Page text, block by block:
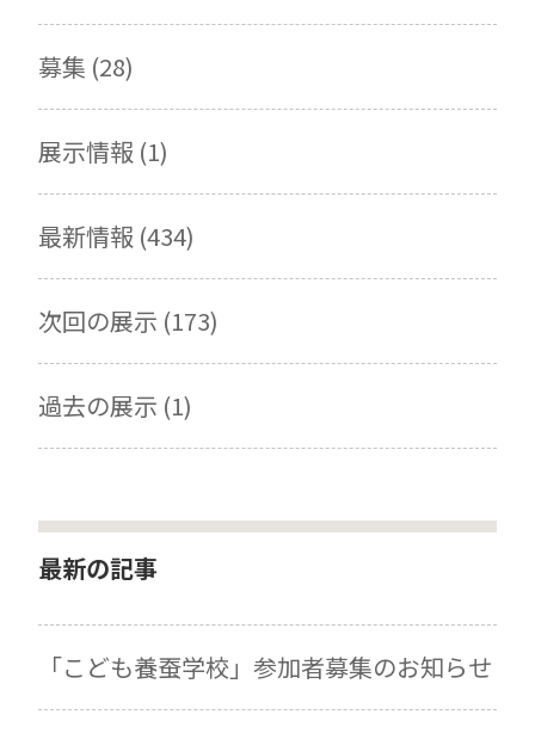
募集 (28)
展示情報 (1)
最新情報 (434)
次回の展示 (173)
過去の展示 (1)
最新の記事
「こども養蚕学校」参加者募集のお知らせ